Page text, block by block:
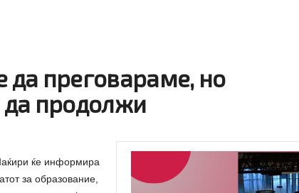
преговараме, но
да продолжи
ќе информира
за образование,